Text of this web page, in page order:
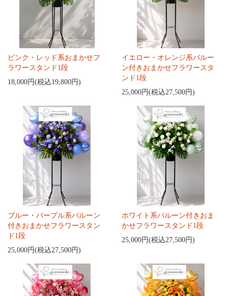
ピンク・レッド系おまかせフ
ラワースタンド1段
18,000円(税込19,800円)
イエロー・オレンジ系バルー
ン付きおまかせフラワースタ
ンド1段
25,000円(税込27,500円)
ブルー・パープル系バルーン
付きおまかせフラワースタン
ド1段
25,000円(税込27,500円)
ホワイト系バルーン付きおま
かせフラワースタンド1段
25,000円(税込27,500円)